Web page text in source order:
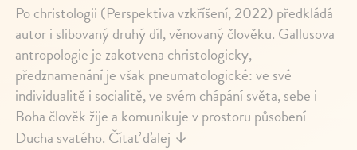
Po christologii (Perspektiva vzkříšení, 2022) předkládá
autor i slibovaný druhý díl, věnovaný člověku. Gallusova
antropologie je zakotvena christologicky,
předznamenání je však pneumatologické: ve své
individualitě i socialitě, ve svém chápání světa, sebe i
Boha člověk žije a komunikuje v prostoru působení
Ducha svatého.Čítať ďalej↓